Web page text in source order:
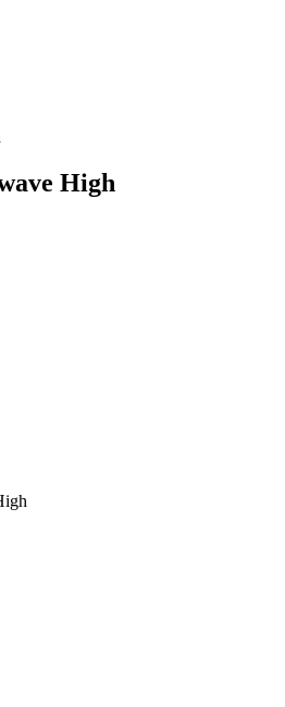
High